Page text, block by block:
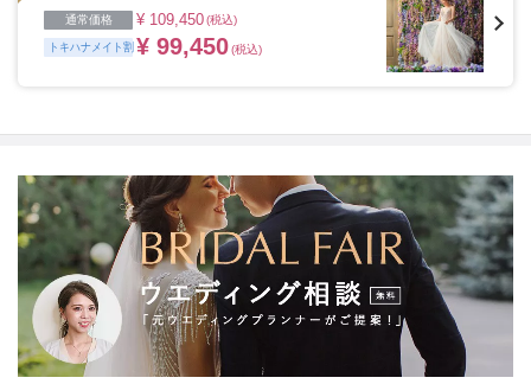
通常価格 ¥ 109,450(税込)
トキハナメイト割 ¥ 99,450(税込)